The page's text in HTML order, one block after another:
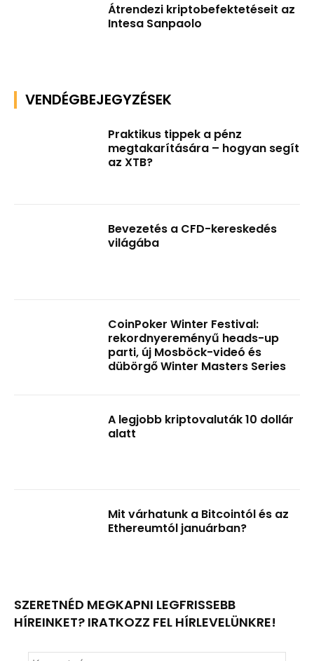
Átrendezi kriptobefektetéseit az
Intesa Sanpaolo
VENDÉGBEJEGYZÉSEK
Praktikus tippek a pénz
megtakarítására – hogyan segít
az XTB?
Bevezetés a CFD-kereskedés
világába
CoinPoker Winter Festival:
rekordnyereményű heads-up
parti, új Mosböck-videó és
dübörgő Winter Masters Series
A legjobb kriptovaluták 10 dollár
alatt
Mit várhatunk a Bitcointól és az
Ethereumtól januárban?
SZERETNÉD MEGKAPNI LEGFRISSEBB
HÍREINKET? IRATKOZZ FEL HÍRLEVELÜNKRE!